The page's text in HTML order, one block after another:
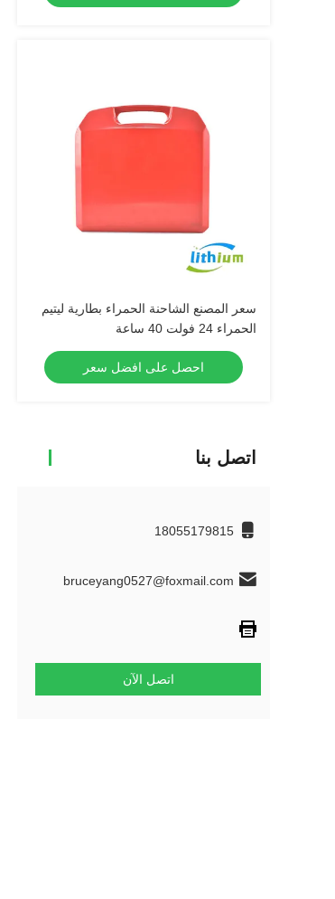
سعر المصنع الشاحنة الحمراء بطارية ليتيم
الحمراء 24 فولت 40 ساعة
احصل على افضل سعر
اتصل بنا
18055179815
bruceyang0527@foxmail.com
اتصل الآن